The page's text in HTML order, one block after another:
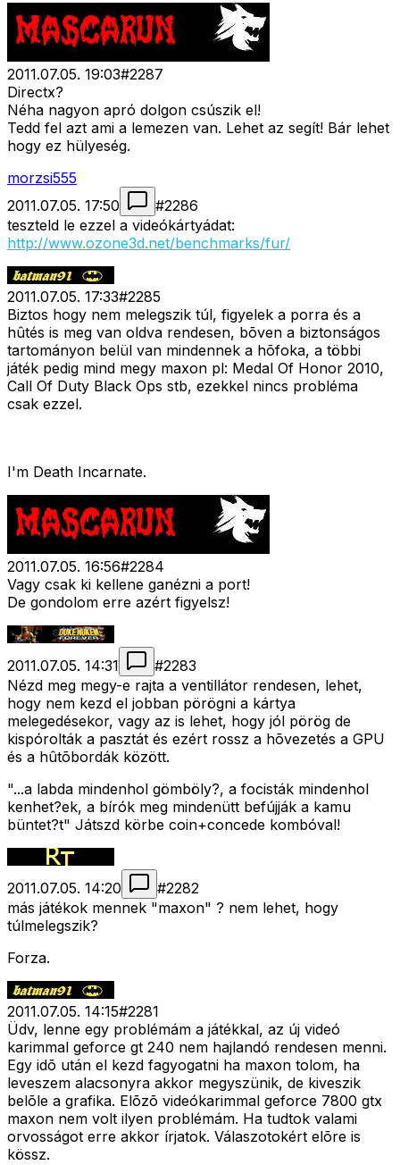
2011.07.05. 19:03#2287
Directx?
Néha nagyon apró dolgon csúszik el!
Tedd fel azt ami a lemezen van. Lehet az segít! Bár lehet
hogy ez hülyeség.
morzsi555
2011.07.05. 17:50
#2286
teszteld le ezzel a videókártyádat:
http://www.ozone3d.net/benchmarks/fur/
2011.07.05. 17:33#2285
Biztos hogy nem melegszik túl, figyelek a porra és a
hûtés is meg van oldva rendesen, bõven a biztonságos
tartományon belül van mindennek a hõfoka, a többi
játék pedig mind megy maxon pl: Medal Of Honor 2010,
Call Of Duty Black Ops stb, ezekkel nincs probléma
csak ezzel.
I'm Death Incarnate.
2011.07.05. 16:56#2284
Vagy csak ki kellene ganézni a port!
De gondolom erre azért figyelsz!
2011.07.05. 14:31 #2283
Nézd meg megy-e rajta a ventillátor rendesen, lehet,
hogy nem kezd el jobban pörögni a kártya
melegedésekor, vagy az is lehet, hogy jól pörög de
kispórolták a pasztát és ezért rossz a hõvezetés a GPU
és a hûtõbordák között.
"...a labda mindenhol gömböly?, a focisták mindenhol
kenhet?ek, a bírók meg mindenütt befújják a kamu
büntet?t" Játszd körbe coin+concede kombóval!
2011.07.05. 14:20 #2282
más játékok mennek "maxon" ? nem lehet, hogy
túlmelegszik?
Forza.
2011.07.05. 14:15#2281
Üdv, lenne egy problémám a játékkal, az új videó
karimmal geforce gt 240 nem hajlandó rendesen menni.
Egy idõ után el kezd fagyogatni ha maxon tolom, ha
leveszem alacsonyra akkor megyszünik, de kiveszik
belõle a grafika. Elõzõ videókarimmal geforce 7800 gtx
maxon nem volt ilyen problémám. Ha tudtok valami
orvosságot erre akkor írjatok. Válaszotokért elõre is
kössz.